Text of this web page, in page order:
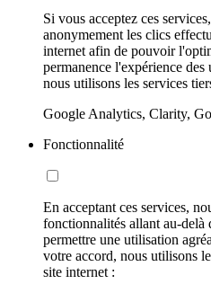
Si vous acceptez ces
anonymement les clics
internet afin de pouvoir
permanence l'expérience
nous utilisons les services
Google Analytics, Clarity,
Fonctionnalité
En acceptant ces services,
fonctionnalités allant au-delà
permettre une utilisation
votre accord, nous utilisons
site internet :